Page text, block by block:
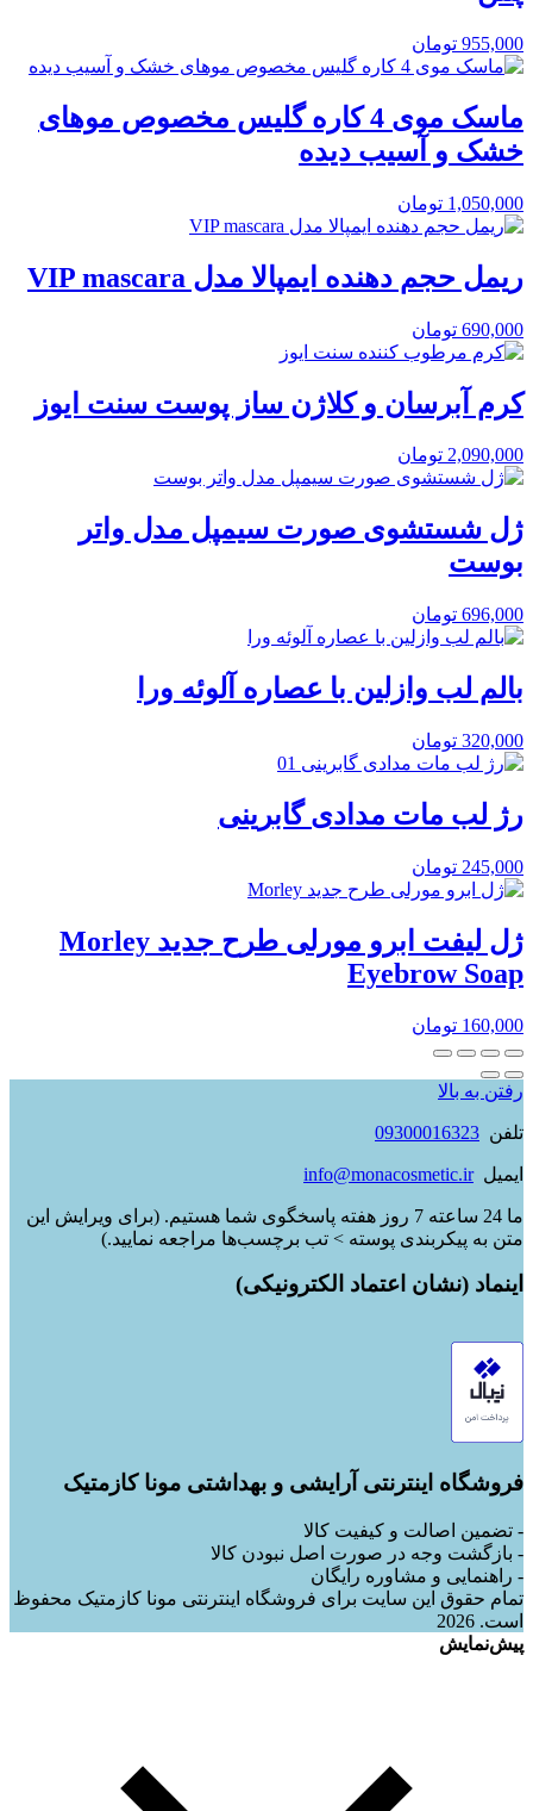
955,000 تومان
ماسک موی 4 کاره گلیس مخصوص موهای
خشک و آسیب دیده
1,050,000 تومان
ریمل حجم دهنده ایمپالا مدل VIP mascara
690,000 تومان
کرم آبرسان و کلاژن ساز پوست سنت ایوز
2,090,000 تومان
ژل شستشوی صورت سیمپل مدل واتر
بوست
696,000 تومان
بالم لب وازلین با عصاره آلوئه ورا
320,000 تومان
رژ لب مات مدادی گابرینی
245,000 تومان
ژل لیفت ابرو مورلی طرح جدید Morley
Eyebrow Soap
160,000 تومان
رفتن به بالا
تلفن 09300016323
ایمیلinfo@monacosmetic.ir
ما 24 ساعته 7 روز هفته پاسخگوی شما هستیم. (برای ویرایش این
متن به پیکربندی پوسته > تب برچسب‌ها مراجعه نمایید.)
اینماد (نشان اعتماد الکترونیکی)
فروشگاه اینترنتی آرایشی و بهداشتی مونا کازمتیک
- تضمین اصالت و کیفیت کالا
- بازگشت وجه در صورت اصل نبودن کالا
- راهنمایی و مشاوره رایگان
تمام حقوق این سایت برای فروشگاه اینترنتی مونا کازمتیک محفوظ
است. 2026
پیش‌نمایش